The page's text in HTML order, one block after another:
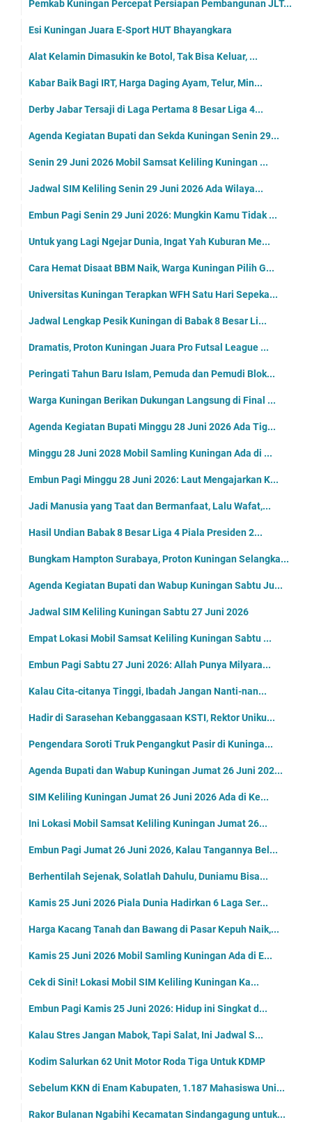
Pemkab Kuningan Percepat Persiapan Pembangunan JLT...
Esi Kuningan Juara E-Sport HUT Bhayangkara
Alat Kelamin Dimasukin ke Botol, Tak Bisa Keluar, ...
Kabar Baik Bagi IRT, Harga Daging Ayam, Telur, Min...
Derby Jabar Tersaji di Laga Pertama 8 Besar Liga 4...
Agenda Kegiatan Bupati dan Sekda Kuningan Senin 29...
Senin 29 Juni 2026 Mobil Samsat Keliling Kuningan ...
Jadwal SIM Keliling Senin 29 Juni 2026 Ada Wilaya...
Embun Pagi Senin 29 Juni 2026: Mungkin Kamu Tidak ...
Untuk yang Lagi Ngejar Dunia, Ingat Yah Kuburan Me...
Cara Hemat Disaat BBM Naik, Warga Kuningan Pilih G...
Universitas Kuningan Terapkan WFH Satu Hari Sepeka...
Jadwal Lengkap Pesik Kuningan di Babak 8 Besar Li...
Dramatis, Proton Kuningan Juara Pro Futsal League ...
Peringati Tahun Baru Islam, Pemuda dan Pemudi Blok...
Warga Kuningan Berikan Dukungan Langsung di Final ...
Agenda Kegiatan Bupati Minggu 28 Juni 2026 Ada Tig...
Minggu 28 Juni 2028 Mobil Samling Kuningan Ada di ...
Embun Pagi Minggu 28 Juni 2026: Laut Mengajarkan K...
Jadi Manusia yang Taat dan Bermanfaat, Lalu Wafat,...
Hasil Undian Babak 8 Besar Liga 4 Piala Presiden 2...
Bungkam Hampton Surabaya, Proton Kuningan Selangka...
Agenda Kegiatan Bupati dan Wabup Kuningan Sabtu Ju...
Jadwal SIM Keliling Kuningan Sabtu 27 Juni 2026
Empat Lokasi Mobil Samsat Keliling Kuningan Sabtu ...
Embun Pagi Sabtu 27 Juni 2026: Allah Punya Milyara...
Kalau Cita-citanya Tinggi, Ibadah Jangan Nanti-nan...
Hadir di Sarasehan Kebanggasaan KSTI, Rektor Uniku...
Pengendara Soroti Truk Pengangkut Pasir di Kuninga...
Agenda Bupati dan Wabup Kuningan Jumat 26 Juni 202...
SIM Keliling Kuningan Jumat 26 Juni 2026 Ada di Ke...
Ini Lokasi Mobil Samsat Keliling Kuningan Jumat 26...
Embun Pagi Jumat 26 Juni 2026, Kalau Tangannya Bel...
Berhentilah Sejenak, Solatlah Dahulu, Duniamu Bisa...
Kamis 25 Juni 2026 Piala Dunia Hadirkan 6 Laga Ser...
Harga Kacang Tanah dan Bawang di Pasar Kepuh Naik,...
Kamis 25 Juni 2026 Mobil Samling Kuningan Ada di E...
Cek di Sini! Lokasi Mobil SIM Keliling Kuningan Ka...
Embun Pagi Kamis 25 Juni 2026: Hidup ini Singkat d...
Kalau Stres Jangan Mabok, Tapi Salat, Ini Jadwal S...
Kodim Salurkan 62 Unit Motor Roda Tiga Untuk KDMP
Sebelum KKN di Enam Kabupaten, 1.187 Mahasiswa Uni...
Rakor Bulanan Ngabihi Kecamatan Sindangagung untuk...